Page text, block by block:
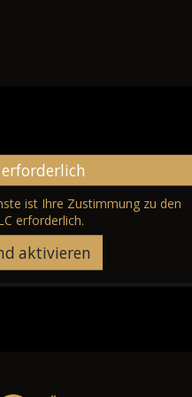
ist Ihre Zustimmung zu den
erforderlich.
aktivieren